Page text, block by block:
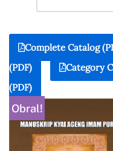
Complete Catalog
(PDF)
Category
(PDF)
Obral!